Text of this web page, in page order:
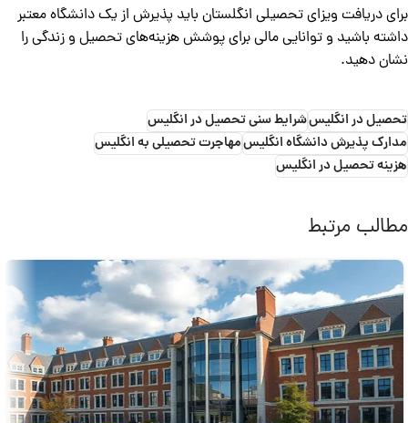
برای دریافت ویزای تحصیلی انگلستان باید پذیرش از یک دانشگاه معتبر
داشته باشید و توانایی مالی برای پوشش هزینه‌های تحصیل و زندگی را
نشان دهید.
تحصیل در انگلیسشرایط سنی تحصیل در انگلیس
مدارک پذیرش دانشگاه انگلیسمهاجرت تحصیلی به انگلیس
هزینه تحصیل در انگلیس
مطالب مرتبط